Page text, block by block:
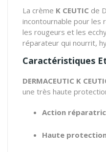
La crème K CEUTIC de
incontournable pour les
les rougeurs et les
réparateur qui nourrit,
Caractéristiques
DERMACEUTIC K
une très haute
Action
Haute